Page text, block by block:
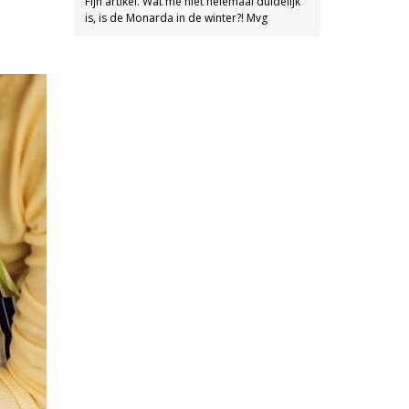
is, is de Monarda in de winter?! Mvg